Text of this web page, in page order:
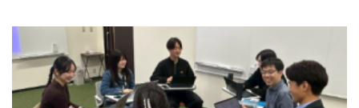
リンク アクセス